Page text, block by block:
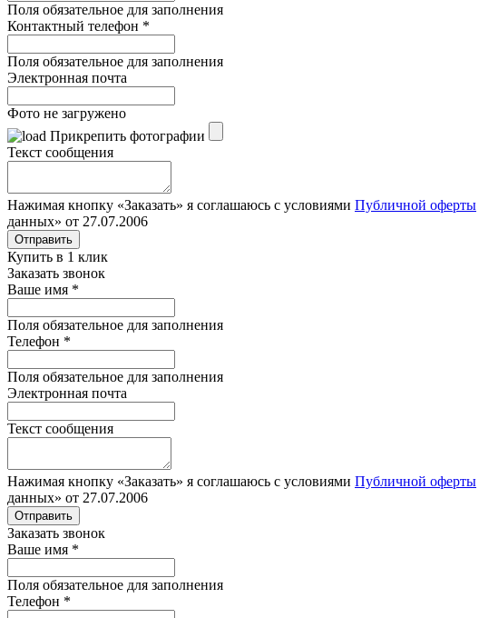
Поля обязательное для заполнения
Контактный телефон *
Поля обязательное для заполнения
Электронная почта
Фото не загружено
Прикрепить фотографии
Текст сообщения
Нажимая кнопку «Заказать» я соглашаюсь с условиями Публичной оферты
данных» от 27.07.2006
Отправить
Купить в 1 клик
Заказать звонок
Ваше имя *
Поля обязательное для заполнения
Телефон *
Поля обязательное для заполнения
Электронная почта
Текст сообщения
Нажимая кнопку «Заказать» я соглашаюсь с условиями Публичной оферты
данных» от 27.07.2006
Отправить
Заказать звонок
Ваше имя *
Поля обязательное для заполнения
Телефон *